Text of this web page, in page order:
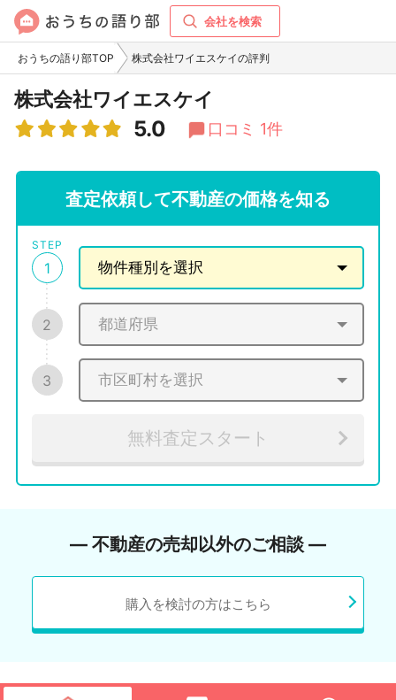
会社を検索
おうちの語り部TOP 株式会社ワイエスケイの評判
株式会社ワイエスケイ
5.0 口コミ 1件
査定依頼して不動産の価格を知る
STEP
1
2
3
無料査定スタート
― 不動産の売却以外のご相談 ―
購入を検討の方はこちら